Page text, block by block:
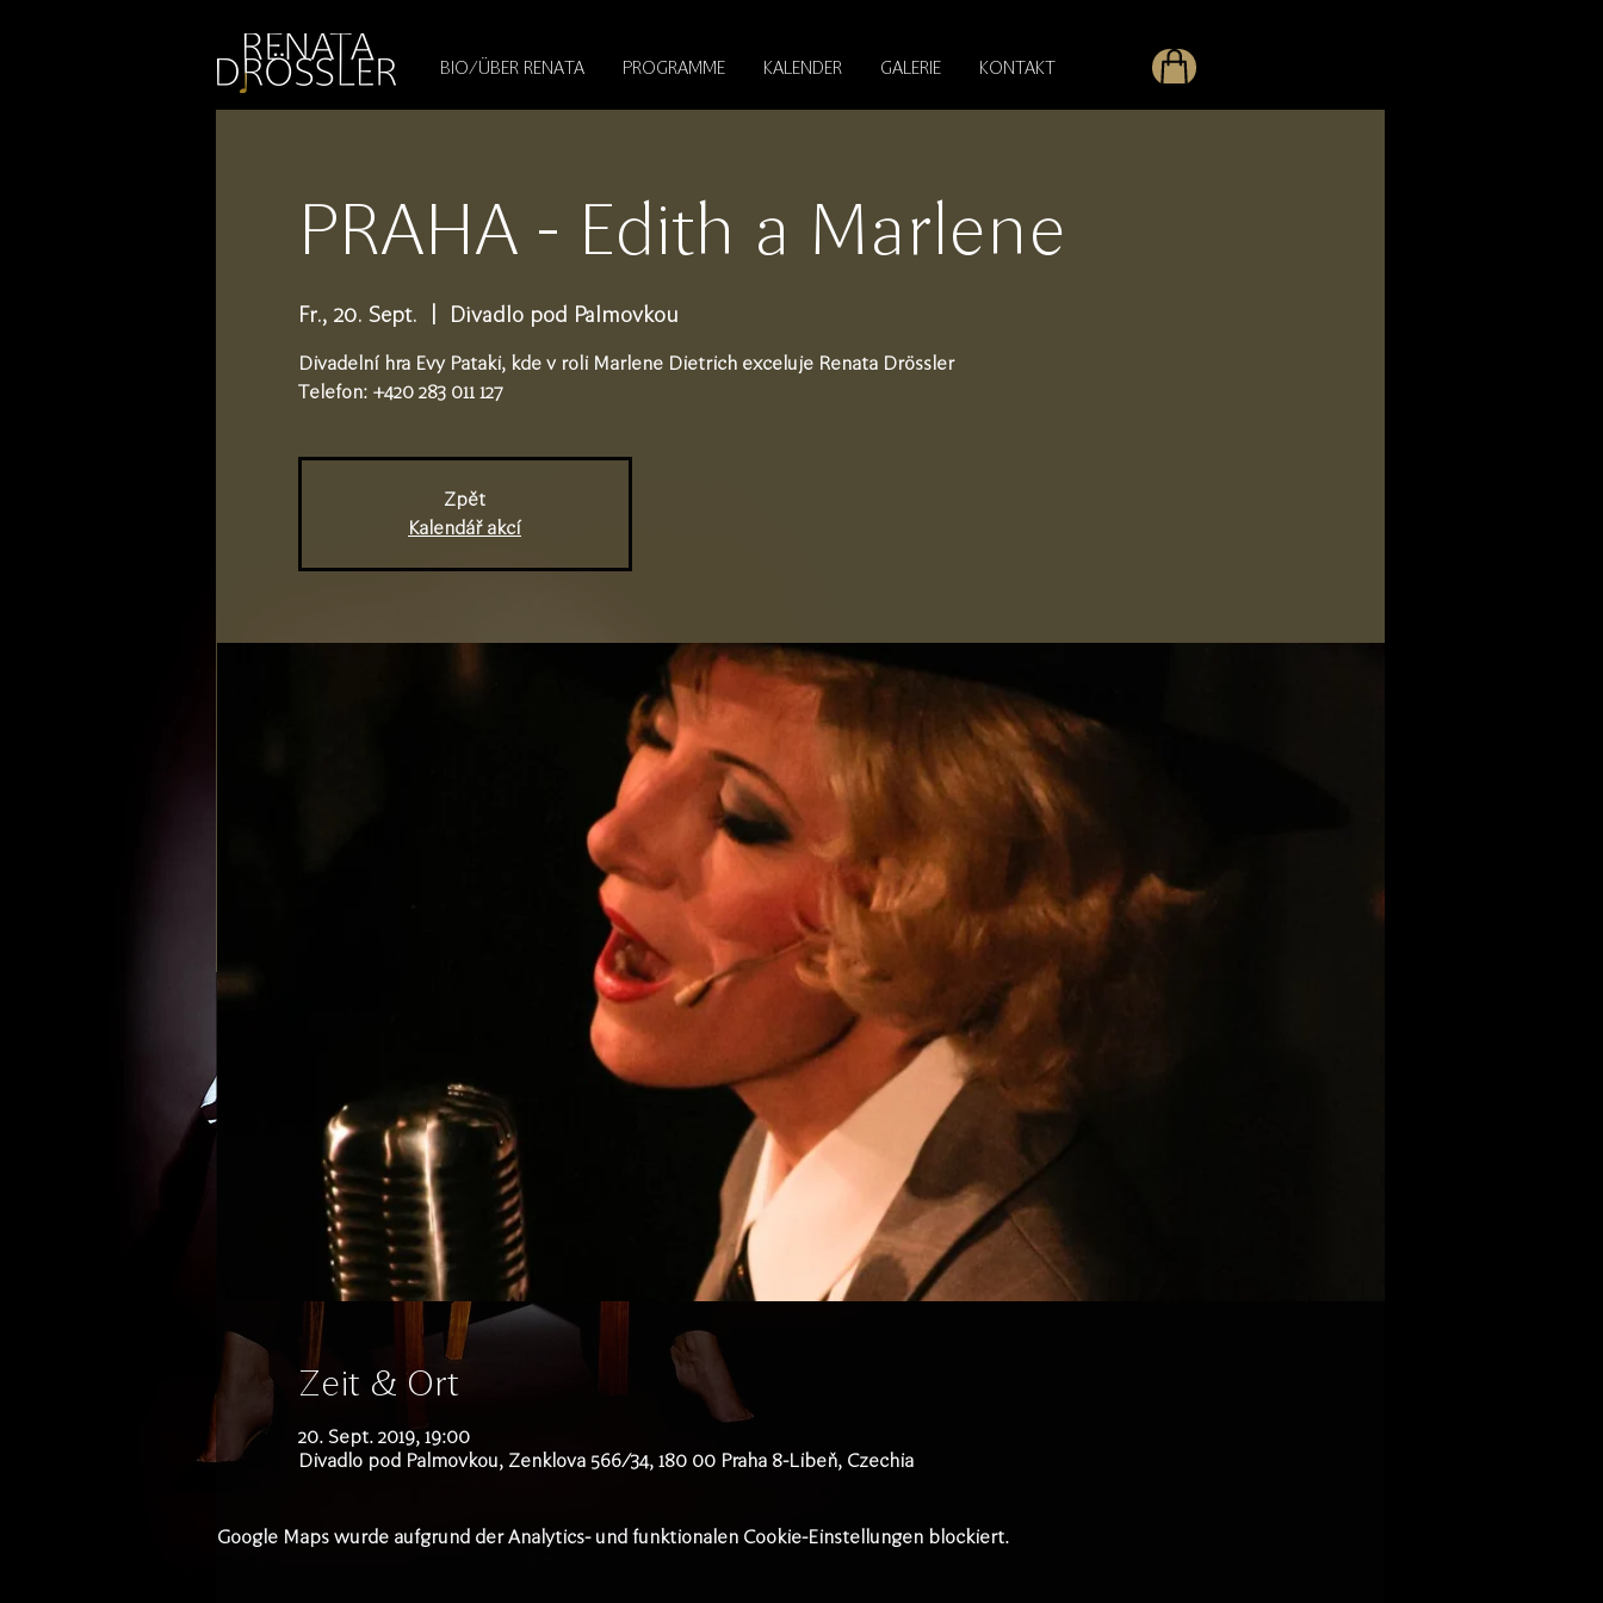
BIO/ÜBER RENATA PROGRAMME KALENDER GALERIE KONTAKT
PRAHA - Edith a Marlene
Fr., 20. Sept. Divadlo pod Palmovkou
Divadelní hra Evy Pataki, kde v roli Marlene Dietrich exceluje Renata Drössler
Telefon: +420 283 011 127
Zpět
Kalendář akcí
Zeit & Ort
20. Sept. 2019, 19:00
Divadlo pod Palmovkou, Zenklova 566/34, 180 00 Praha 8-Libeň, Czechia
Google Maps wurde aufgrund der Analytics- und funktionalen Cookie-Einstellungen blockiert.